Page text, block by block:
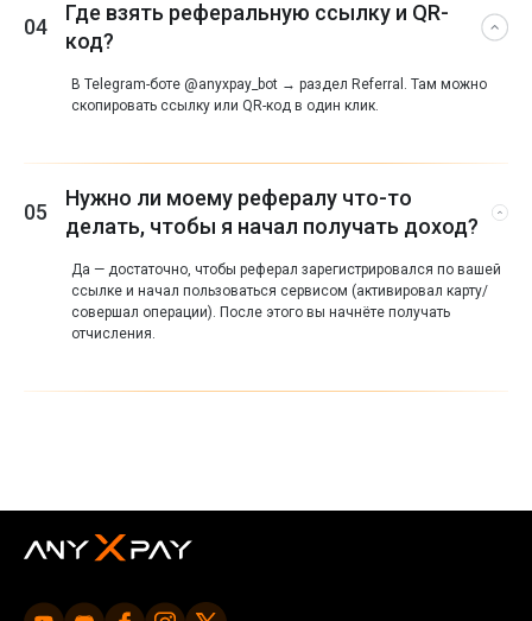
04
Где взять реферальную ссылку и QR-
код?
В Telegram-боте @anyxpay_bot → раздел Referral
. Там можно
скопировать ссылку или QR-код в один клик.
05
Нужно ли моему рефералу что-то
делать, чтобы я начал получать доход?
Да — достаточно, чтобы реферал зарегистрировался по вашей
ссылке и начал пользоваться сервисом (активировал карту/
совершал операции). После этого вы начнёте получать
отчисления.